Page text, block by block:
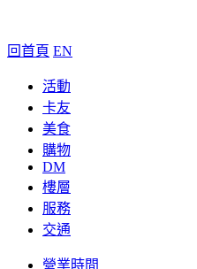
回首頁 EN
活動
卡友
美食
購物
DM
樓層
服務
交通
營業時間